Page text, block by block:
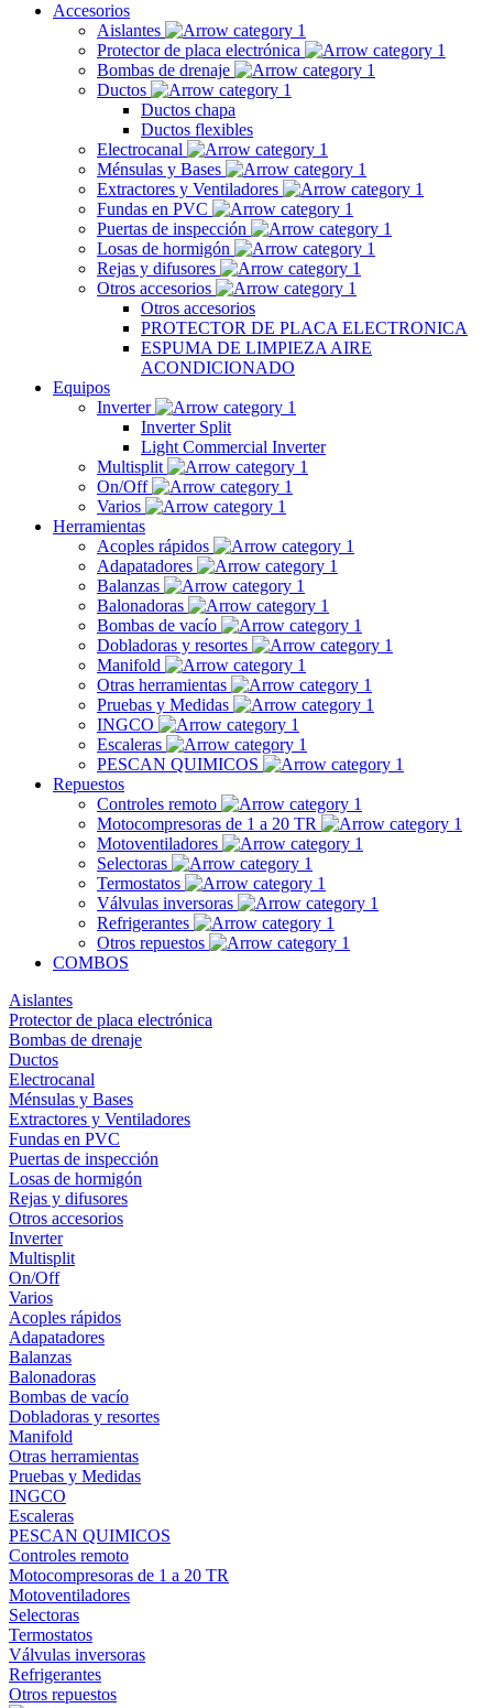
Accesorios
Aislantes
Protector de placa electrónica
Bombas de drenaje
Ductos
Ductos chapa
Ductos flexibles
Electrocanal
Ménsulas y Bases
Extractores y Ventiladores
Fundas en PVC
Puertas de inspección
Losas de hormigón
Rejas y difusores
Otros accesorios
Otros accesorios
PROTECTOR DE PLACA ELECTRONICA
ESPUMA DE LIMPIEZA AIRE
ACONDICIONADO
Equipos
Inverter
Inverter Split
Light Commercial Inverter
Multisplit
On/Off
Varios
Herramientas
Acoples rápidos
Adapatadores
Balanzas
Balonadoras
Bombas de vacío
Dobladoras y resortes
Manifold
Otras herramientas
Pruebas y Medidas
INGCO
Escaleras
PESCAN QUIMICOS
Repuestos
Controles remoto
Motocompresoras de 1 a 20 TR
Motoventiladores
Selectoras
Termostatos
Válvulas inversoras
Refrigerantes
Otros repuestos
COMBOS
Aislantes
Protector de placa electrónica
Bombas de drenaje
Ductos
Electrocanal
Ménsulas y Bases
Extractores y Ventiladores
Fundas en PVC
Puertas de inspección
Losas de hormigón
Rejas y difusores
Otros accesorios
Inverter
Multisplit
On/Off
Varios
Acoples rápidos
Adapatadores
Balanzas
Balonadoras
Bombas de vacío
Dobladoras y resortes
Manifold
Otras herramientas
Pruebas y Medidas
INGCO
Escaleras
PESCAN QUIMICOS
Controles remoto
Motocompresoras de 1 a 20 TR
Motoventiladores
Selectoras
Termostatos
Válvulas inversoras
Refrigerantes
Otros repuestos